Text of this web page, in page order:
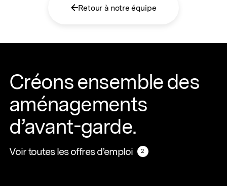
Retour à notre équipe
Créons ensemble des
aménagements
d’avant-garde.
Voir toutes les offres d’emploi
Voir toutes les offres d’emploi2 2